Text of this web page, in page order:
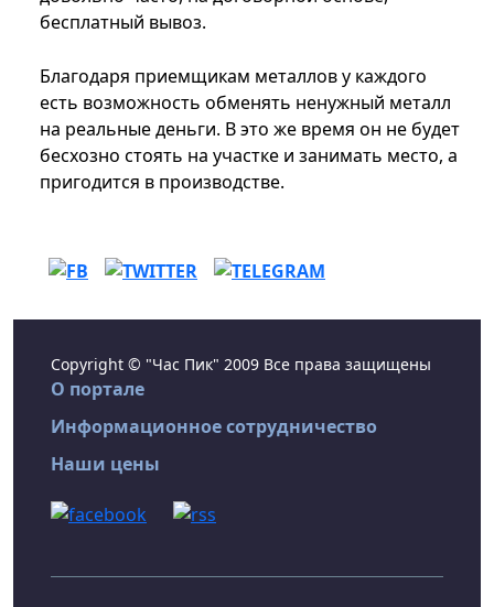
бесплатный вывоз.
Благодаря приемщикам металлов у каждого
есть возможность обменять ненужный металл
на реальные деньги. В это же время он не будет
бесхозно стоять на участке и занимать место, а
пригодится в производстве.
Copyright © "Час Пик" 2009 Все права защищены
О портале
Информационное сотрудничество
Наши цены